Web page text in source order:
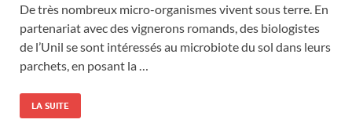
De très nombreux micro-organismes vivent sous terre. En
partenariat avec des vignerons romands, des biologistes
de l’Unil se sont intéressés au microbiote du sol dans leurs
parchets, en posant la …
LA SUITE